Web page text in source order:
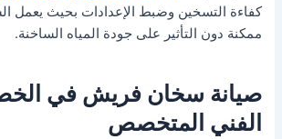
كفاءة التسخين وضبط الإعدادات بحيث يعمل
ممكنة دون التأثير على جودة المياه الساخنة.
صيانة سخان فريش في
الفني المتخصص